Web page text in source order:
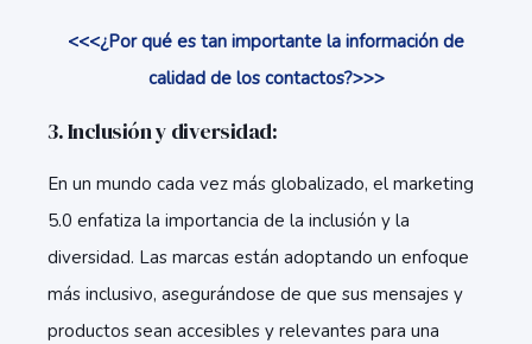
<<<¿Por qué es tan importante la información de
calidad de los contactos?>>>
3. Inclusión y diversidad:
En un mundo cada vez más globalizado, el marketing
5.0 enfatiza la importancia de la inclusión y la
diversidad. Las marcas están adoptando un enfoque
más inclusivo, asegurándose de que sus mensajes y
productos sean accesibles y relevantes para una